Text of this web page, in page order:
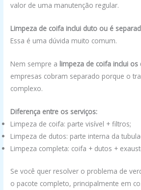
valor de uma manutenção regular.
Limpeza de coifa inclui duto ou é
Essa é uma dúvida muito comum.
Nem sempre a limpeza de coifa inclui os
empresas cobram separado porque o
complexo.
Diferença entre os serviços:
Limpeza de coifa: parte visível + filtros;
Limpeza de dutos: parte interna da
Limpeza completa: coifa + dutos +
Se você quer resolver o problema de
o pacote completo, principalmente em